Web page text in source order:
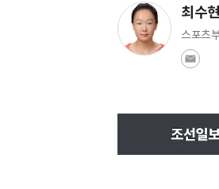
최수
스포츠